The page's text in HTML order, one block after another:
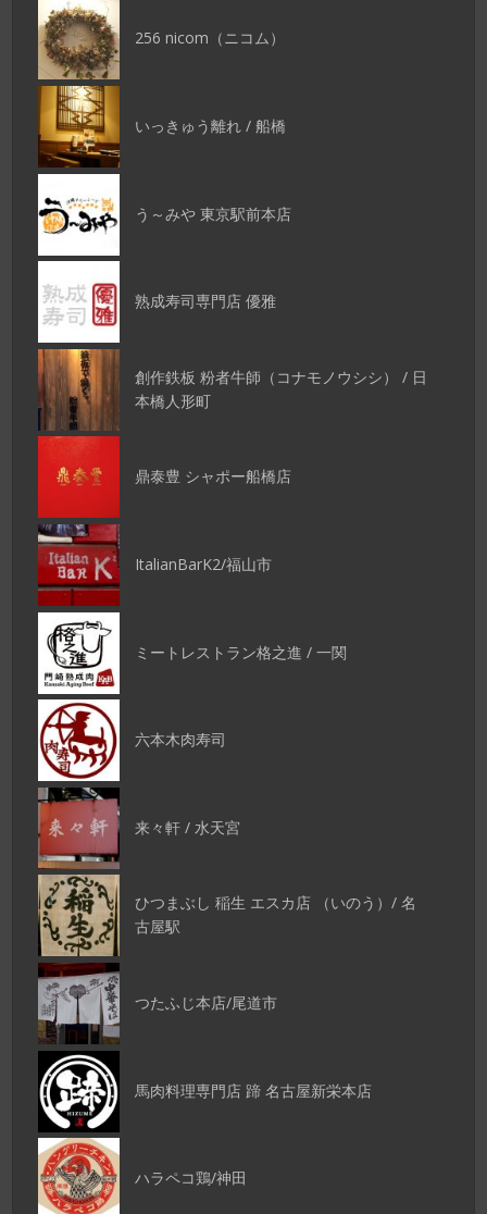
256 nicom（ニコム）
いっきゅう離れ / 船橋
う～みや 東京駅前本店
熟成寿司専門店 優雅
創作鉄板 粉者牛師（コナモノウシシ） / 日
本橋人形町
鼎泰豊 シャポー船橋店
ItalianBarK2/福山市
ミートレストラン格之進 / 一関
六本木肉寿司
来々軒 / 水天宮
ひつまぶし 稲生 エスカ店 （いのう）/ 名
古屋駅
つたふじ本店/尾道市
馬肉料理専門店 蹄 名古屋新栄本店
ハラペコ鶏/神田